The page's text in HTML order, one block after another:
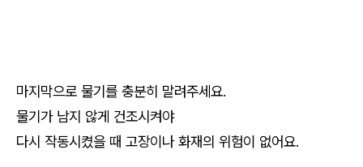
마지막으로 물기를 충분히 말려주세요.
물기가 남지 않게 건조시켜야
다시 작동시켰을 때 고장이나 화재의 위험이 없어요.